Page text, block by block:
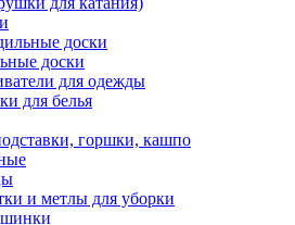
доски
доски
для одежды
для белья
горшки, кашпо
и метлы для уборки